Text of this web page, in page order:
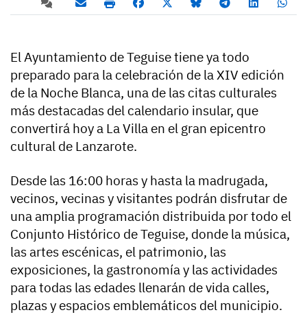
El Ayuntamiento de Teguise tiene ya todo
preparado para la celebración de la XIV edición
de la Noche Blanca, una de las citas culturales
más destacadas del calendario insular, que
convertirá hoy a La Villa en el gran epicentro
cultural de Lanzarote.
Desde las 16:00 horas y hasta la madrugada,
vecinos, vecinas y visitantes podrán disfrutar de
una amplia programación distribuida por todo el
Conjunto Histórico de Teguise, donde la música,
las artes escénicas, el patrimonio, las
exposiciones, la gastronomía y las actividades
para todas las edades llenarán de vida calles,
plazas y espacios emblemáticos del municipio.